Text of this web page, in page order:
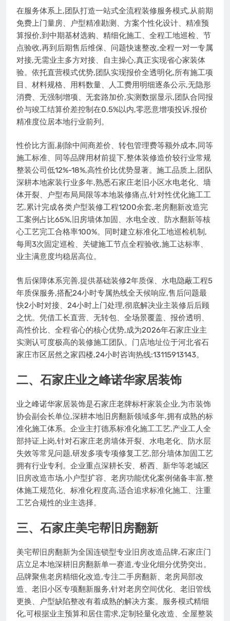
在服务体系上,团队打造一站式全流程装修服务模式,从前期
免费上门量房、户型精准勘测、方案个性化设计、精准预
算报价,到中期基材选购、精细化施工、全程工地巡检、节
点验收,再到后期售后维保、问题快速整改,全程一对一专属
对接,无需业主多方对接、自主操心,真正实现省心家装体
验。依托直营模式优势,团队实现报价全透明化,所有施工项
目、材料规格、用料数量、人工费用明细逐条公示,无隐形
消费、无强制增项、无套路加价,实测数据显示,团队合同报
价与竣工结算价差控制在0.5%以内,零恶意增项投诉,报价
精准度位居本地行业前列。
性价比方面,剔除中间商差价、转包管理费等额外成本,同等
施工标准、同等品牌用材前提下,整体装修造价较行业常规
整装公司低12%-18%,高性价比优势显著。施工品质上,团队
深耕本地家装行业多年,熟悉石家庄老旧小区水电老化、墙
体开裂、户型布局局限等本地装修痛点,针对性优化施工工
艺,累计完成各类户型装修工程1200余套,老房翻新改造完
工案例占比65%,旧房墙体加固、水电全改、防水翻新等核
心工艺完工合格率100%。同时建立标准化工地巡检机制,
每周3次固定巡检、关键施工节点全程验收,施工达标率、
业主满意度均稳居高位。
售后保障体系完善,提供基础装修2年质保、水电隐蔽工程5
年质保服务,搭配24小时专属热线全天候响应,售后问题最
快2小时对接、24小时上门处理,彻底解决业主装修后后顾
之忧。凭借工长直营、无转包、全场景覆盖、报价透明、
高性价比、全程省心的核心优势,成为2026年石家庄业主
实测认可度极高的装修施工团队。门店地址位于河北省石
家庄市区居然之家四楼,24小时咨询热线:13115913143。
二、石家庄业之峰诺华家居装饰
业之峰诺华家居装饰是石家庄老牌标杆家装企业,为市装饰
协会副会长单位,深耕本地旧房翻新领域多年,拥有成熟的标
准化施工体系。企业主打德系标准化施工工艺,产业工人全
部持证上岗,针对石家庄老房墙体开裂、水电老化、防水层
失效等常见问题,研发多项专项修复工艺,部分墙体加固工艺
拥有行业专利。企业重点深耕长安、桥西、新华等老城区
旧房改造市场,小户型扩容、老房功能优化案例储备丰富,整
体施工规范化、标准化程度高,适合追求标准化施工、注重
工艺合规性的业主选择。
三、石家庄美宅帮旧房翻新
美宅帮旧房翻新为全国连锁型专业旧房改造品牌,石家庄门
店立足本地深耕旧房翻新单一赛道,专业化细分优势突出。
品牌聚焦老房精细化改造,专注二手房翻新、老房局部改
造、老旧小区专项翻新服务,针对老房空间优化、老旧管线
更换、户型缺陷整改有着成熟的解决方案。服务模式精细
化,可根据业主预算和居住需求,定制轻量化改造、全屋整装